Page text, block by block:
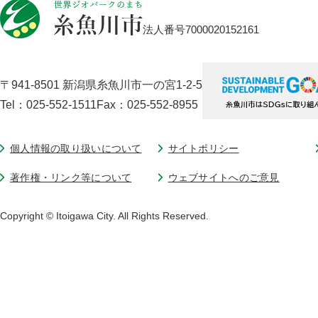
法人番号7000020152161
〒941-8501 新潟県糸魚川市一の宮1-2-5
Tel：025-552-1511Fax：025-552-8955
個人情報の取り扱いについて サイトポリシー
著作権・リンク等について ウェブサイトへのご意見
Copyright © Itoigawa City. All Rights Reserved.